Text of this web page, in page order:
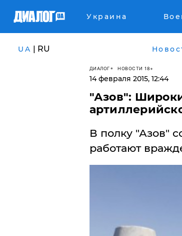
Украина
UA | RU
ДИАЛОГ НОВОСТИ 18+
14 февраля 2015, 12:44
"Азов":
В полку "Азов"
работают